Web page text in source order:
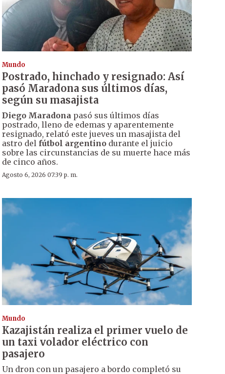
Mundo
Postrado, hinchado y resignado: Así
pasó Maradona sus últimos días,
según su masajista
Diego Maradonapasó sus últimos días
postrado, lleno de edemas y aparentemente
resignado, relató este jueves un masajista del
astro del fútbol argentinodurante el juicio
sobre las circunstancias de su muerte hace más
de cinco años.
Agosto 6, 2026 07:39 p. m.
Mundo
Kazajistán realiza el primer vuelo de
un taxi volador eléctrico con
pasajero
Un dron con un pasajero a bordo completó su